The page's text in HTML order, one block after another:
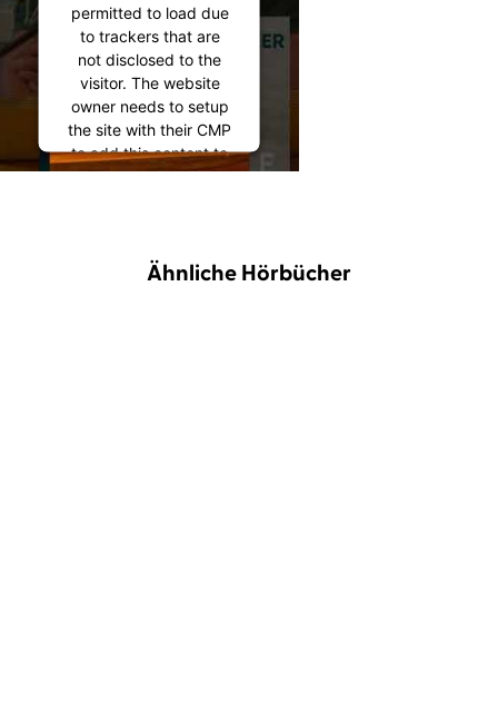
permitted to load due
to trackers that are
not disclosed to the
visitor. The website
owner needs to setup
the site with their CMP
to add this content to
the list of technologies
Management
Ähnliche Hörbücher